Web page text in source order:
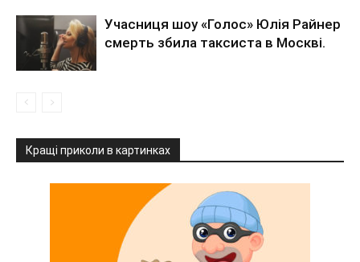
Учасниця шоу «Голос» Юлія Райнер
смерть збила таксиста в Москві.
Кращі приколи в картинках